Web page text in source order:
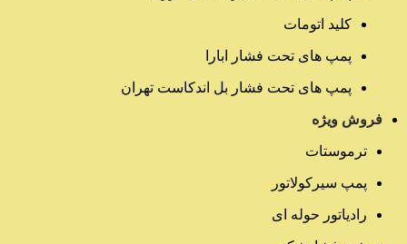
کلید اتومات
پمپ های تحت فشار ابارا
پمپ های تحت فشار بل اندکاست تهران
فروش ویژه
ترموستات
پمپ سیرکولاتور
رادیاتور حوله ای